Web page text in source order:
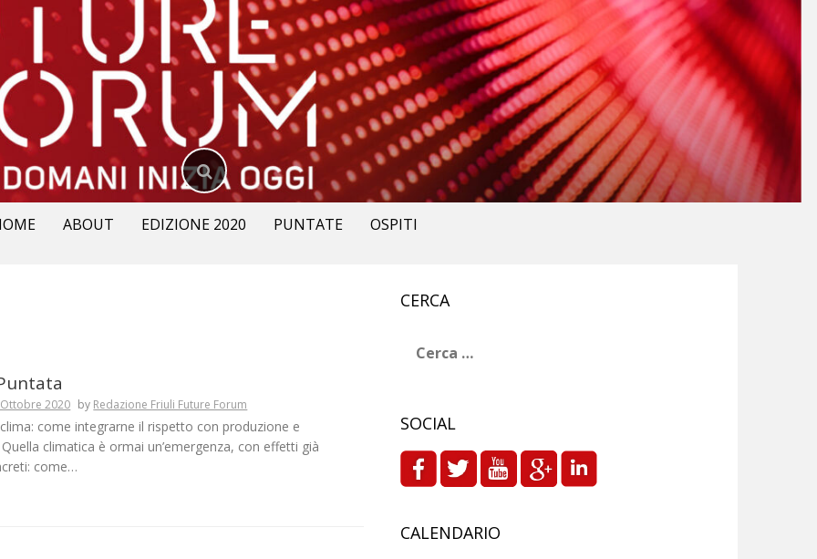
ABOUT EDIZIONE 2020 PUNTATE OSPITI
2020 by Redazione Friuli Future Forum
come integrarne il rispetto con produzione e
climatica è ormai un’emergenza, con effetti già
come…
CERCA
per:
SOCIAL
CALENDARIO